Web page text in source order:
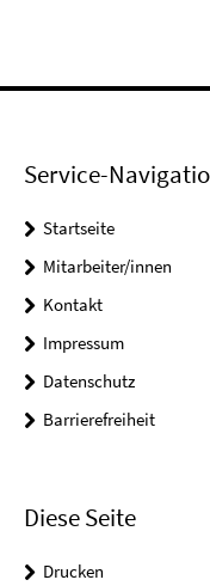
Service-
Startseite
Mitarbeiter/innen
Kontakt
Impressum
Datenschutz
Barrierefreiheit
Diese Seite
Drucken